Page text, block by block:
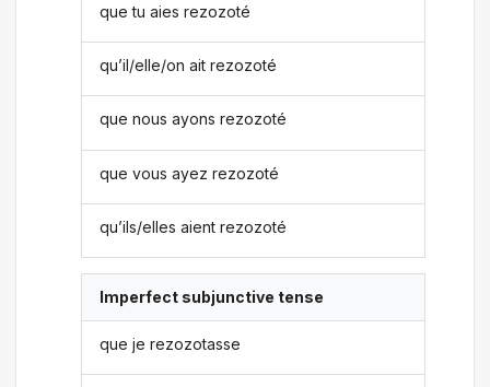
que tu aies rezozoté
qu’il/elle/on ait rezozoté
que nous ayons rezozoté
que vous ayez rezozoté
qu’ils/elles aient rezozoté
Imperfect subjunctive tense
que je rezozotasse